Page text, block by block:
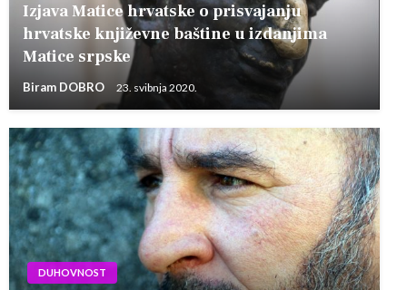
Izjava Matice hrvatske o prisvajanju
hrvatske književne baštine u izdanjima
Matice srpske
Biram DOBRO 23. svibnja 2020.
DUHOVNOST